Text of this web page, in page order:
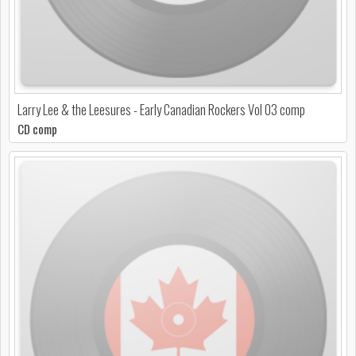
Larry Lee & the Leesures - Early Canadian Rockers Vol 03 comp
CD comp